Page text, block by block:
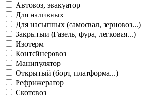
Автовоз, эвакуатор
Для наливных
Для насыпных (самосвал, зерновоз...)
Закрытый (Газель, фура, легковая...)
Изотерм
Контейнеровоз
Манипулятор
Открытый (борт, платформа...)
Рефрижератор
Скотовоз